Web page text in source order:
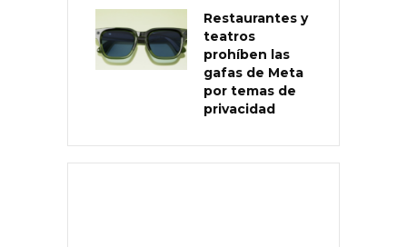
Restaurantes y
teatros
prohíben las
gafas de Meta
por temas de
privacidad